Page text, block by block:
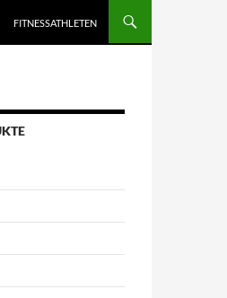
FITNESSATHLETEN